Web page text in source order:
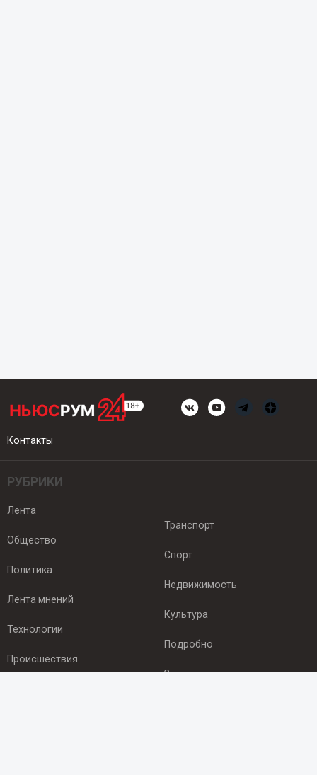
Контакты
РУБРИКИ
Лента
Общество
Политика
Лента мнений
Технологии
Происшествия
Транспорт
Спорт
Недвижимость
Культура
Подробно
Здоровье